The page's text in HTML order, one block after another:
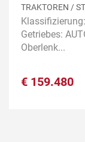
TRAKTOREN /
Getriebes:
Oberlenk...
€ 159.480